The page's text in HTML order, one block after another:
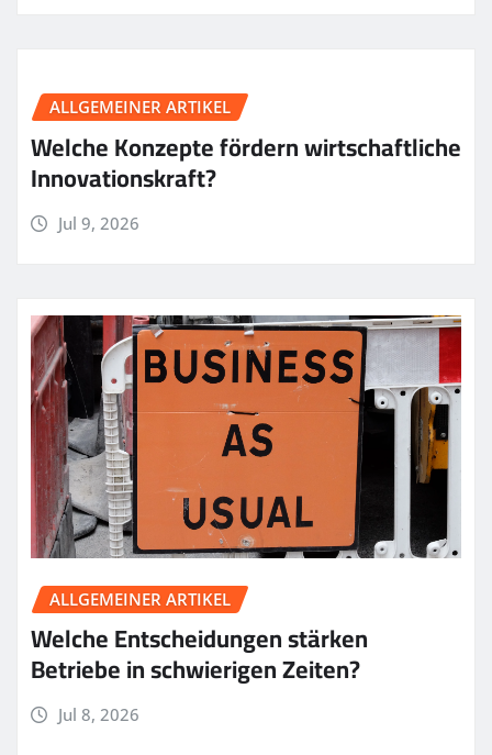
ALLGEMEINER ARTIKEL
Welche Konzepte fördern wirtschaftliche
Innovationskraft?
Jul 9, 2026
ALLGEMEINER ARTIKEL
Welche Entscheidungen stärken
Betriebe in schwierigen Zeiten?
Jul 8, 2026